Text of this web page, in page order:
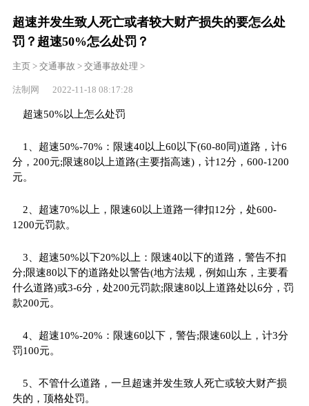
超速并发生致人死亡或者较大财产损失的要怎么处
罚？超速50%怎么处罚？
主页> 交通事故 > 交通事故处理 >
法制网 2022-11-18 08:17:28
超速50%以上怎么处罚
1、超速50%-70%：限速40以上60以下(60-80同)道路，计6
分，200元;限速80以上道路(主要指高速)，计12分，600-1200
元。
2、超速70%以上，限速60以上道路一律扣12分，处600-
1200元罚款。
3、超速50%以下20%以上：限速40以下的道路，警告不扣
分;限速80以下的道路处以警告(地方法规，例如山东，主要看
什么道路)或3-6分，处200元罚款;限速80以上道路处以6分，罚
款200元。
4、超速10%-20%：限速60以下，警告;限速60以上，计3分
罚100元。
5、不管什么道路，一旦超速并发生致人死亡或较大财产损
失的，顶格处罚。